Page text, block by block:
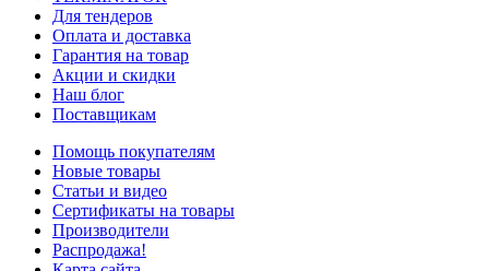
Для тендеров
Оплата и доставка
Гарантия на товар
Акции и скидки
Наш блог
Поставщикам
Помощь покупателям
Новые товары
Статьи и видео
Сертификаты на товары
Производители
Распродажа!